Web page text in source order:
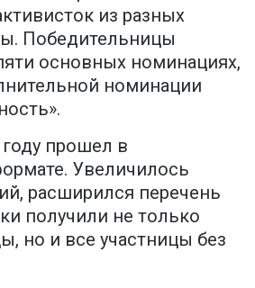
из разных
Победительницы
основных номинациях,
номинации
прошел в
Увеличилось
расширился перечень
получили не только
но и все участницы без